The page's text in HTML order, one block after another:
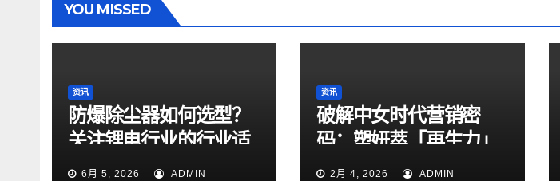
YOU MISSED
资讯
防爆除尘器如何选型？
关注锂电行业的行业适
配性
6月 5, 2026 ADMIN
资讯
破解中女时代营销密
码：塑妍萃「再生力」
战略的三重进阶
2月 4, 2026 ADMIN